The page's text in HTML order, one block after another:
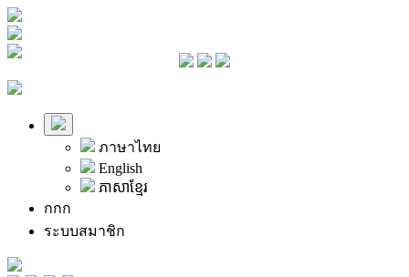
ภาษาไทย
English
ភាសាខ្មែរ
กกก
ระบบสมาชิก